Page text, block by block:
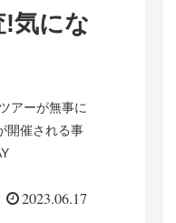
気にな
アーが無事に
開催される事
2023.06.17